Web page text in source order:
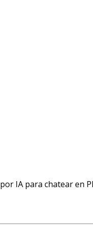
IA para chatear en